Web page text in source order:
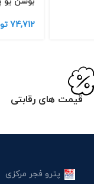
74,712
قیمت های رقابتی
پترو فجر مرکزی